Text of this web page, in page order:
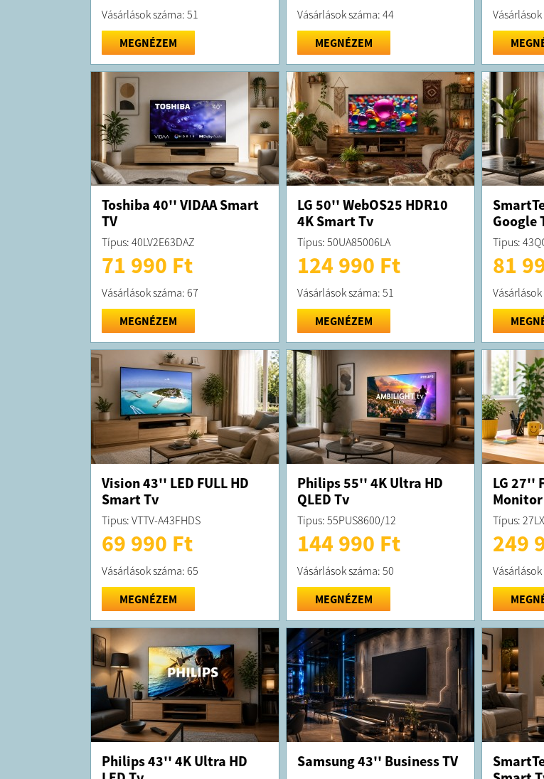
Vásárlások száma: 51
MEGNÉZEM
Vásárlások száma: 44
MEGNÉZEM
Toshiba 40'' VIDAA Smart
TV
Típus: 40LV2E63DAZ
71 990 Ft
Vásárlások száma: 67
MEGNÉZEM
LG 50'' WebOS25 HDR10
4K Smart Tv
Típus: 50UA85006LA
124 990 Ft
Vásárlások száma: 51
MEGNÉZEM
Google
Tipus:
81
Vision 43'' LED FULL HD
Smart Tv
Tipus: VTTV-A43FHDS
69 990 Ft
Vásárlások száma: 65
MEGNÉZEM
Philips 55'' 4K Ultra HD
QLED Tv
Tipus: 55PUS8600/12
144 990 Ft
Vásárlások száma: 50
MEGNÉZEM
LG 27''
Monitor
Típus:
249
Philips 43'' 4K Ultra HD
Samsung 43'' Business TV